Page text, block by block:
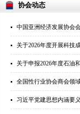
协会动态
中国亚洲经济发展协会
关于2026年度开展科技
关于申报2026年度石油
全国性行业协会商会领
习近平党建思想内涵要